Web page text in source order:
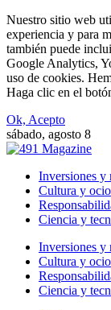
Nuestro sitio web
experiencia y para
también puede
Google Analytics,
uso de cookies.
Haga clic en el
Ok, Acepto
sábado, agosto 8
Inversiones y
Cultura y ocio
Ciencia y
Inversiones y
Cultura y ocio
Ciencia y